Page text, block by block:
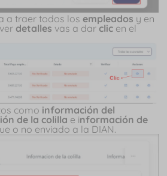
a traer todos los empleados y en
detalles vas a dar clic en el
como información del
de la colilla e información de
o no enviado a la DIAN.